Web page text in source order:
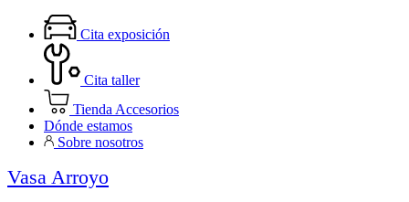
Cita exposición
Cita taller
Tienda Accesorios
Dónde estamos
Sobre nosotros
Vasa Arroyo